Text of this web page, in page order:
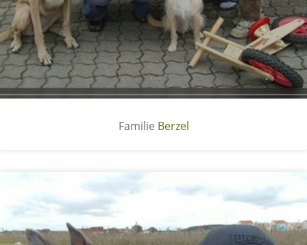
Berzel